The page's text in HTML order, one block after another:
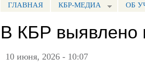
ГЛАВНАЯ КБР-МЕДИА ОБ
В КБР выявлено
10 июня, 2026 - 10:07